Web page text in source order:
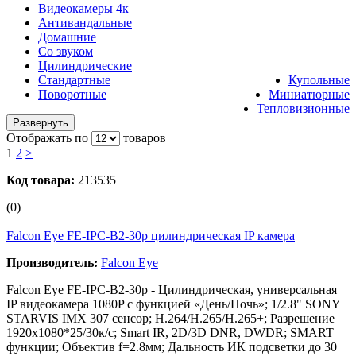
Видеокамеры 4к
Антивандальные
Домашние
Со звуком
Цилиндрические
Купольные
Стандартные
Миниатюрные
Поворотные
Тепловизионные
Развернуть
Отображать по
товаров
1 2 >
Код товара: 213535
(0)
Falcon Eye FE-IPC-B2-30p цилиндрическая IP камера
Производитель: Falcon Eye
Falcon Eye FE-IPC-B2-30p - Цилиндрическая, универсальная
IP видеокамера 1080P с функцией «День/Ночь»; 1/2.8" SONY
STARVIS IMX 307 сенсор; Н.264/H.265/H.265+; Разрешение
1920х1080*25/30к/с; Smart IR, 2D/3D DNR, DWDR; SMART
функции; Объектив f=2.8мм; Дальность ИК подсветки до 30